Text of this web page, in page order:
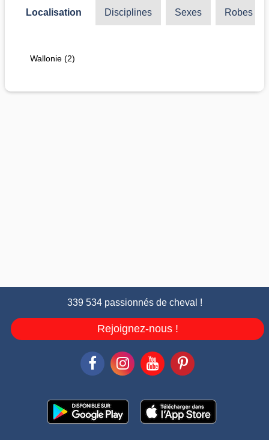
Localisation Disciplines Sexes Robes
Wallonie (2)
339 534 passionnés de cheval !
Rejoignez-nous !